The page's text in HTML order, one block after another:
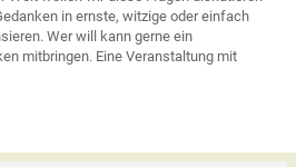
in ernste, witzige oder einfach
Wer will kann gerne ein
mitbringen. Eine Veranstaltung mit